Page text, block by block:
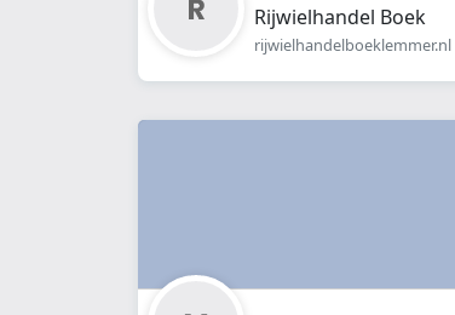
Rijwielhandel Boek
rijwielhandelboeklemmer.nl